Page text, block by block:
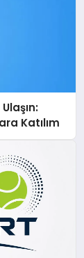
Katılım